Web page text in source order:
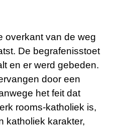
overkant van de weg
De begrafenisstoet
en er werd gebeden.
door een
het feit dat
rooms-katholiek is,
katholiek karakter,